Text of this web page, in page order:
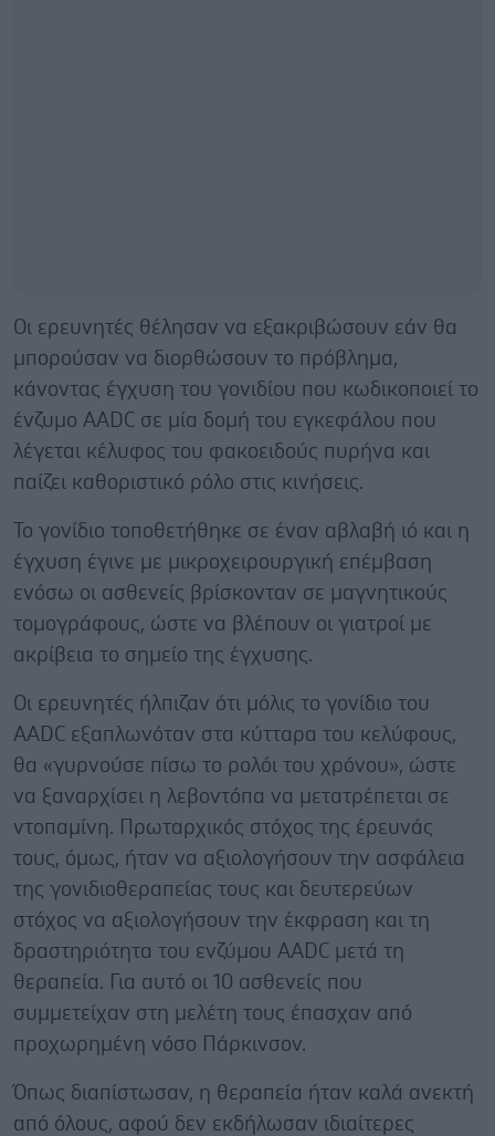
Οι ερευνητές θέλησαν να εξακριβώσουν εάν θα
μπορούσαν να διορθώσουν το πρόβλημα,
κάνοντας έγχυση του γονιδίου που κωδικοποιεί το
ένζυμο AADC σε μία δομή του εγκεφάλου που
λέγεται κέλυφος του φακοειδούς πυρήνα και
παίζει καθοριστικό ρόλο στις κινήσεις.
Το γονίδιο τοποθετήθηκε σε έναν αβλαβή ιό και η
έγχυση έγινε με μικροχειρουργική επέμβαση
ενόσω οι ασθενείς βρίσκονταν σε μαγνητικούς
τομογράφους, ώστε να βλέπουν οι γιατροί με
ακρίβεια το σημείο της έγχυσης.
Οι ερευνητές ήλπιζαν ότι μόλις το γονίδιο του
AADC εξαπλωνόταν στα κύτταρα του κελύφους,
θα «γυρνούσε πίσω το ρολόι του χρόνου», ώστε
να ξαναρχίσει η λεβοντόπα να μετατρέπεται σε
ντοπαμίνη. Πρωταρχικός στόχος της έρευνάς
τους, όμως, ήταν να αξιολογήσουν την ασφάλεια
της γονιδιοθεραπείας τους και δευτερεύων
στόχος να αξιολογήσουν την έκφραση και τη
δραστηριότητα του ενζύμου AADC μετά τη
θεραπεία. Για αυτό οι 10 ασθενείς που
συμμετείχαν στη μελέτη τους έπασχαν από
προχωρημένη νόσο Πάρκινσον.
Όπως διαπίστωσαν, η θεραπεία ήταν καλά ανεκτή
από όλους, αφού δεν εκδήλωσαν ιδιαίτερες